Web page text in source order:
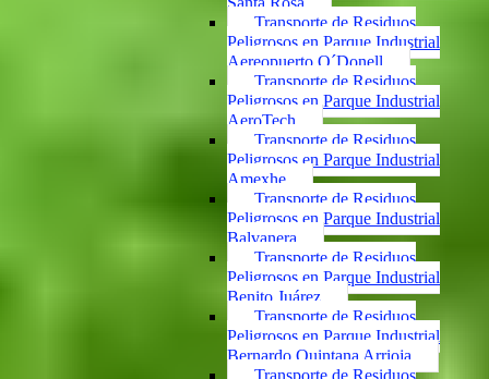
Transporte de Residuos
Peligrosos en Parque Industrial
Aereopuerto O´Donell
Transporte de Residuos
Peligrosos en Parque Industrial
AeroTech
Transporte de Residuos
Peligrosos en Parque Industrial
Amexhe
Transporte de Residuos
Peligrosos en Parque Industrial
Balvanera
Transporte de Residuos
Peligrosos en Parque Industrial
Benito Juárez
Transporte de Residuos
Peligrosos en Parque Industrial
Bernardo Quintana Arrioja
Transporte de Residuos